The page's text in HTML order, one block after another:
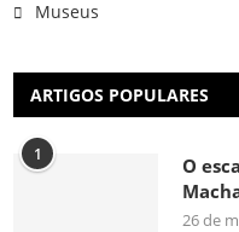
Museus
ARTIGOS POPULARES
1
O
26 de